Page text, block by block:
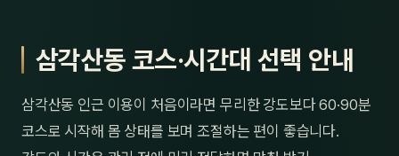
삼각산동 코스·시간대 선택 안내
삼각산동 인근 이용이 처음이라면 무리한 강도보다 60·90분
코스로 시작해 몸 상태를 보며 조절하는 편이 좋습니다.